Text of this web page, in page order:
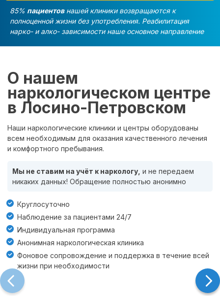
85% пациентовнашей клиники возвращаются к
полноценной жизни без употребления. Реабилитация
нарко- и алко- зависимости наше основное направление
О нашем
наркологическом центре
в Лосино-Петровском
Наши наркологические клиники и центры оборудованы
всем необходимым для оказания качественного лечения
и комфортного пребывания.
Мы не ставим на учёт к наркологу, и не передаем
никаких данных! Обращение полностью анонимно
Круглосуточно
Наблюдение за пациентами 24/7
Индивидуальная программа
Анонимная наркологическая клиника
Фоновое сопровождение и поддержка в течение всей
жизни при необходимости